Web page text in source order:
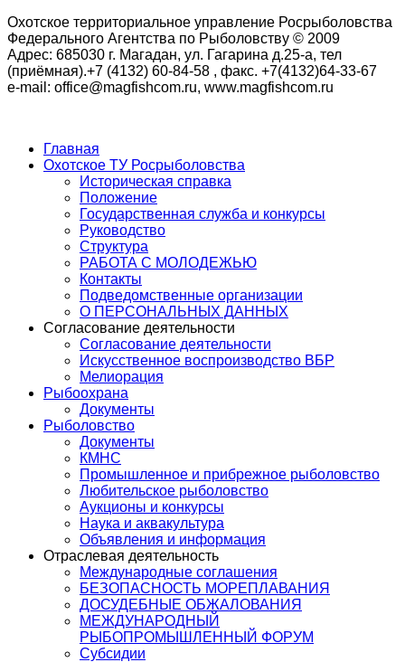
Охотское территориальное управление Росрыболовства
Федерального Агентства по Рыболовству © 2009
Адрес: 685030 г. Магадан, ул. Гагарина д.25-а, тел
(приёмная).+7 (4132) 60-84-58 , факс. +7(4132)64-33-67
e-mail: office@magfishcom.ru, www.magfishcom.ru
Главная
Охотское ТУ Росрыболовства
Историческая справка
Положение
Государственная служба и конкурсы
Руководство
Структура
РАБОТА С МОЛОДЕЖЬЮ
Контакты
Подведомственные организации
О ПЕРСОНАЛЬНЫХ ДАННЫХ
Согласование деятельности
Согласование деятельности
Искусственное воспроизводство ВБР
Мелиорация
Рыбоохрана
Документы
Рыболовство
Документы
КМНС
Промышленное и прибрежное рыболовство
Любительское рыболовство
Аукционы и конкурсы
Наука и аквакультура
Объявления и информация
Отраслевая деятельность
Международные соглашения
БЕЗОПАСНОСТЬ МОРЕПЛАВАНИЯ
ДОСУДЕБНЫЕ ОБЖАЛОВАНИЯ
МЕЖДУНАРОДНЫЙ
РЫБОПРОМЫШЛЕННЫЙ ФОРУМ
Субсидии